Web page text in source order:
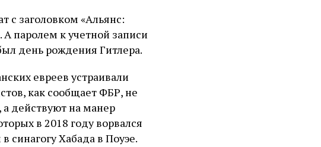
с заголовком «Альянс:
паролем к учетной записи
день рождения Гитлера.
евреев устраивали
как сообщает ФБР, не
а действуют на манер
в 2018 году ворвался
синагогу Хабада в Поуэе.